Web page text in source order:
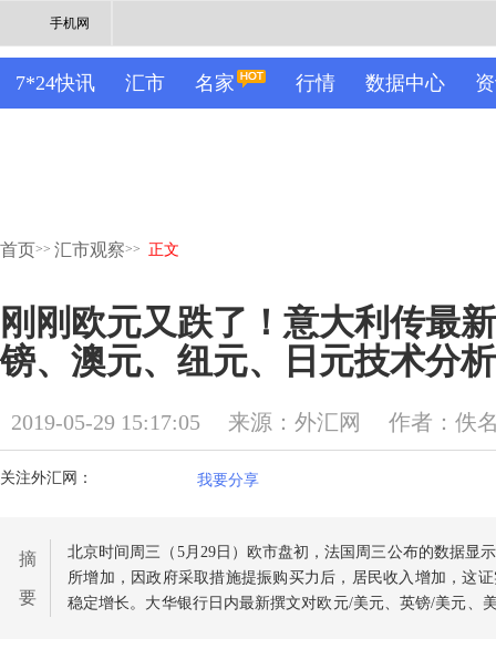
手机网
7*24快讯 汇市 名家 行情 数据中心
首页>> 汇市观察>> 正文
刚刚欧元又跌了！意大利传最
镑、澳元、纽元、日元技术分析
2019-05-29 15:17:05 来源：外汇网 作者：佚
关注外汇网： 我要分享
摘
要
北京时间周三（5月29日）欧市盘初，法国周三公布的数据显
所增加，因政府采取措施提振购买力后，居民收入增加，这
稳定增长。大华银行日内最新撰文对欧元/美元、英镑/美元、